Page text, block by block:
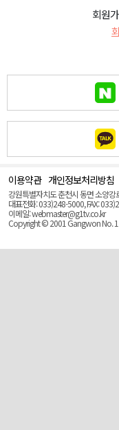
회원
이용약관 개인정보처리방침
강원특별자치도 춘천시 동면 소양
대표전화: 033)248-5000, FAX:
이메일: webmaster@g1tv.co.kr
Copyright © 2001 Gangwon No. 1